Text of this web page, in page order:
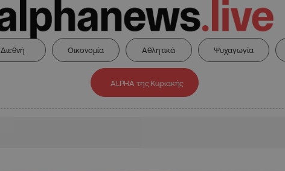
Διεθνή Οικονομία Αθλητικά Ψυχαγωγία
ALPHA της Κυριακής